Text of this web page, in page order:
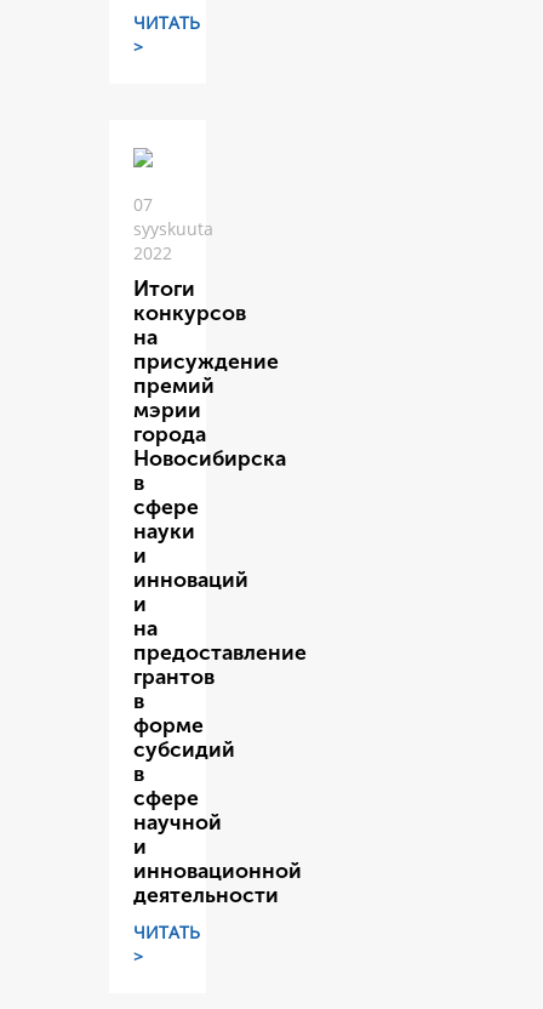
ЧИТАТЬ
>
07
syyskuuta
2022
Итоги
конкурсов
на
присуждение
премий
мэрии
города
Новосибирска
в
сфере
науки
и
инноваций
и
на
предоставление
грантов
в
форме
субсидий
в
сфере
научной
и
инновационной
деятельности
ЧИТАТЬ
>